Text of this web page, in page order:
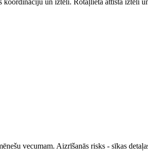
vecumam. Aizrīšanās risks - sīkas